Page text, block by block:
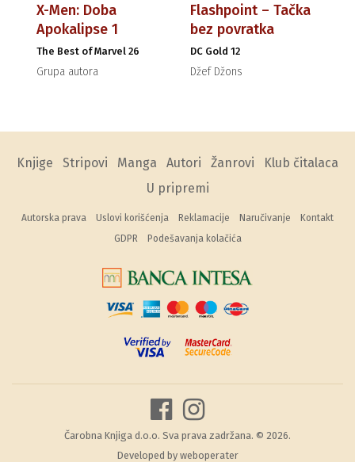
X-Men: Doba
Apokalipse 1
The Best of Marvel 26
Grupa autora
Flashpoint – Tačka
bez povratka
DC Gold 12
Džef Džons
Knjige Stripovi Manga Autori Žanrovi
Klub čitalaca
U pripremi
Autorska prava Uslovi korišćenja Reklamacije Naručivanje
Kontakt
GDPR
Podešavanja kolačića
Čarobna Knjiga d.o.o. Sva prava zadržana. © 2026.
Developed by weboperater